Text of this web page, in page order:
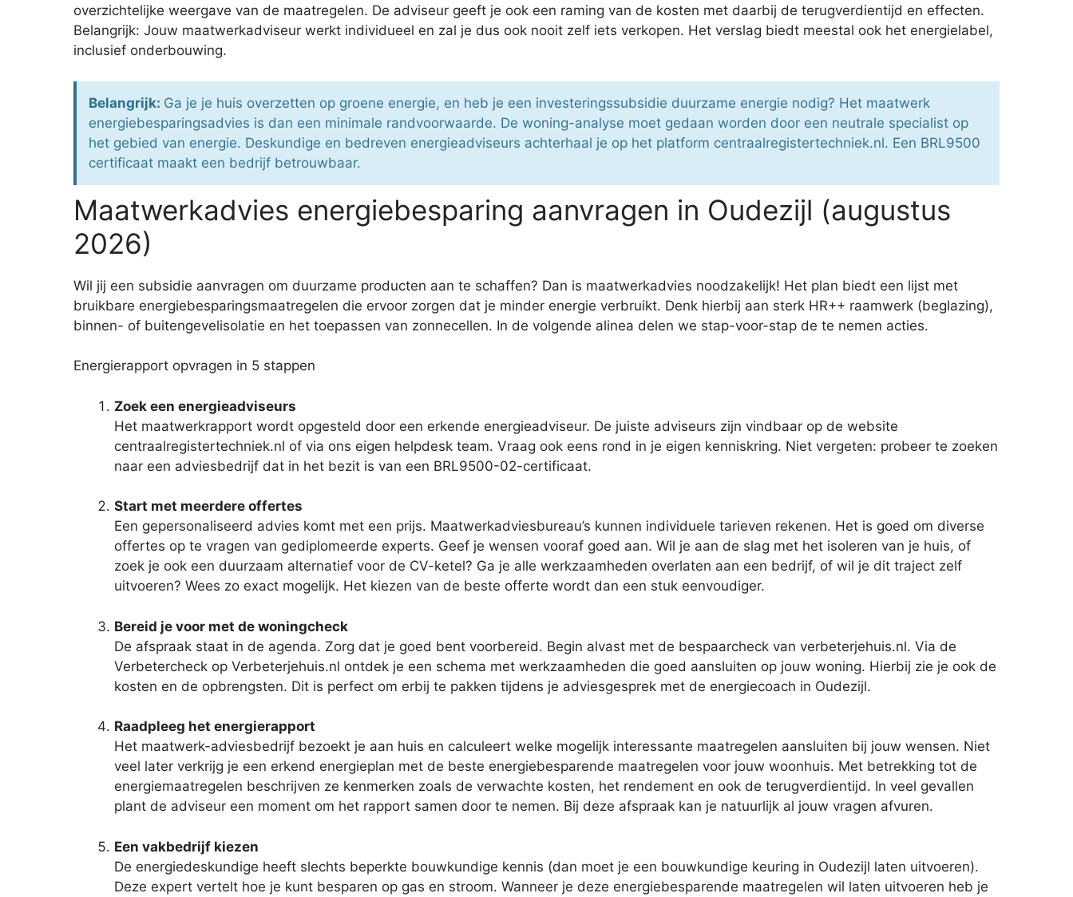
overzichtelijke weergave van de maatregelen. De adviseur geeft je ook een raming van de kosten met daarbij de terugverdientijd en effecten.
Belangrijk: Jouw maatwerkadviseur werkt individueel en zal je dus ook nooit zelf iets verkopen. Het verslag biedt meestal ook het energielabel,
inclusief onderbouwing.
Belangrijk: Ga je je huis overzetten op groene energie, en heb je een investeringssubsidie duurzame energie nodig? Het maatwerk
energiebesparingsadvies is dan een minimale randvoorwaarde. De woning-analyse moet gedaan worden door een neutrale specialist op
het gebied van energie. Deskundige en bedreven energieadviseurs achterhaal je op het platform centraalregistertechniek.nl. Een BRL9500
certificaat maakt een bedrijf betrouwbaar.
Maatwerkadvies energiebesparing aanvragen in Oudezijl (augustus
2026)
Wil jij een subsidie aanvragen om duurzame producten aan te schaffen? Dan is maatwerkadvies noodzakelijk! Het plan biedt een lijst met
bruikbare energiebesparingsmaatregelen die ervoor zorgen dat je minder energie verbruikt. Denk hierbij aan sterk HR++ raamwerk (beglazing),
binnen- of buitengevelisolatie en het toepassen van zonnecellen. In de volgende alinea delen we stap-voor-stap de te nemen acties.
Energierapport opvragen in 5 stappen
Zoek een energieadviseurs
Het maatwerkrapport wordt opgesteld door een erkende energieadviseur. De juiste adviseurs zijn vindbaar op de website
centraalregistertechniek.nl of via ons eigen helpdesk team. Vraag ook eens rond in je eigen kenniskring. Niet vergeten: probeer te zoeken
naar een adviesbedrijf dat in het bezit is van een BRL9500-02-certificaat.
Start met meerdere offertes
Een gepersonaliseerd advies komt met een prijs. Maatwerkadviesbureau’s kunnen individuele tarieven rekenen. Het is goed om diverse
offertes op te vragen van gediplomeerde experts. Geef je wensen vooraf goed aan. Wil je aan de slag met het isoleren van je huis, of
zoek je ook een duurzaam alternatief voor de CV-ketel? Ga je alle werkzaamheden overlaten aan een bedrijf, of wil je dit traject zelf
uitvoeren? Wees zo exact mogelijk. Het kiezen van de beste offerte wordt dan een stuk eenvoudiger.
Bereid je voor met de woningcheck
De afspraak staat in de agenda. Zorg dat je goed bent voorbereid. Begin alvast met de bespaarcheck van verbeterjehuis.nl. Via de
Verbetercheck op Verbeterjehuis.nl ontdek je een schema met werkzaamheden die goed aansluiten op jouw woning. Hierbij zie je ook de
kosten en de opbrengsten. Dit is perfect om erbij te pakken tijdens je adviesgesprek met de energiecoach in Oudezijl.
Raadpleeg het energierapport
Het maatwerk-adviesbedrijf bezoekt je aan huis en calculeert welke mogelijk interessante maatregelen aansluiten bij jouw wensen. Niet
veel later verkrijg je een erkend energieplan met de beste energiebesparende maatregelen voor jouw woonhuis. Met betrekking tot de
energiemaatregelen beschrijven ze kenmerken zoals de verwachte kosten, het rendement en ook de terugverdientijd. In veel gevallen
plant de adviseur een moment om het rapport samen door te nemen. Bij deze afspraak kan je natuurlijk al jouw vragen afvuren.
Een vakbedrijf kiezen
De energiedeskundige heeft slechts beperkte bouwkundige kennis (dan moet je een bouwkundige keuring in Oudezijl laten uitvoeren).
Deze expert vertelt hoe je kunt besparen op gas en stroom. Wanneer je deze energiebesparende maatregelen wil laten uitvoeren heb je